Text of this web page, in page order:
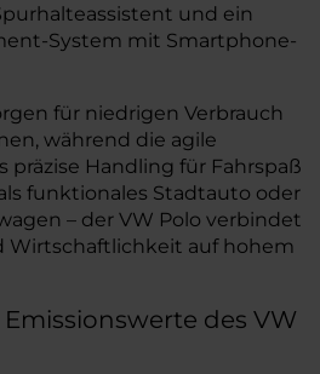
und ein
System mit Smartphone-
für niedrigen Verbrauch
während die agile
präzise Handling für Fahrspaß
funktionales Stadtauto oder
– der VW Polo verbindet
Wirtschaftlichkeit auf hohem
des VW